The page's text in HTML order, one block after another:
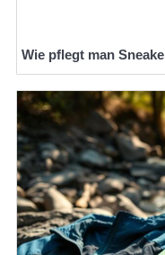
Wie pflegt man